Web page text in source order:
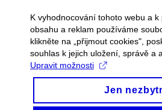
K vyhodnocování tohoto webu a k
obsahu a reklam používáme
klikněte na „přijmout cookies",
souhlas k jejich uložení, správě a
Upravit možnosti
Jen